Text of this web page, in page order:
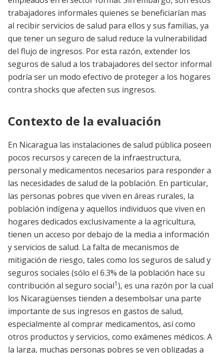
trabajadores informales quienes se beneficiarían mas
al recibir servicios de salud para ellos y sus familias, ya
que tener un seguro de salud reduce la vulnerabilidad
del flujo de ingresos. Por esta razón, extender los
seguros de salud a los trabajadores del sector informal
podría ser un modo efectivo de proteger a los hogares
contra shocks que afecten sus ingresos.
Contexto de la evaluación
En Nicaragua las instalaciones de salud pública poseen
pocos recursos y carecen de la infraestructura,
personal y medicamentos necesarios para responder a
las necesidades de salud de la población. En particular,
las personas pobres que viven en áreas rurales, la
población indígena y aquellos individuos que viven en
hogares dedicados exclusivamente a la agricultura,
tienen un acceso por debajo de la media a información
y servicios de salud. La falta de mecanismos de
mitigación de riesgo, tales como los seguros de salud y
seguros sociales (sólo el 6.3% de la población hace su
contribución al seguro social1), es una razón por la cual
los Nicaragüenses tienden a desembolsar una parte
importante de sus ingresos en gastos de salud,
especialmente al comprar medicamentos, así como
otros productos y servicios, como exámenes médicos. A
la larga, muchas personas pobres se ven obligadas a